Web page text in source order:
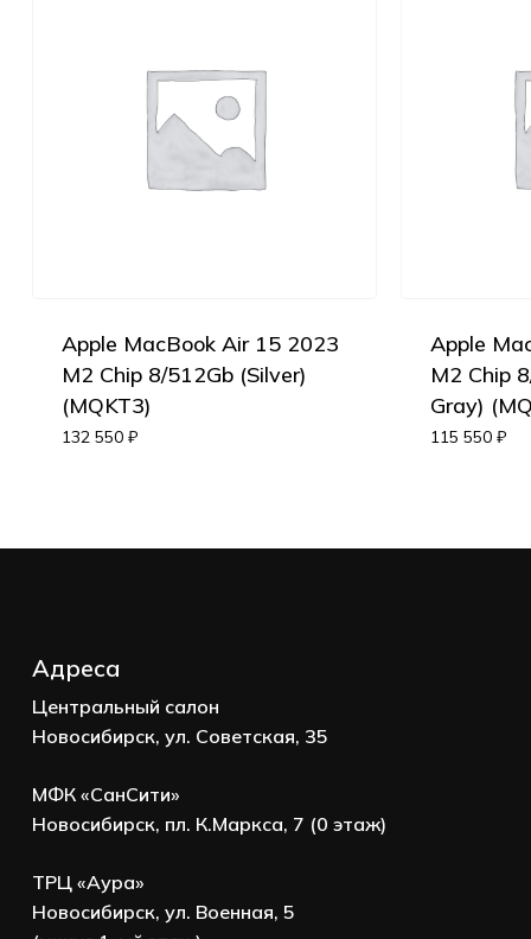
Apple MacBook Air 15 2023
M2 Chip 8/512Gb (Silver)
(MQKT3)
132 550 ₽
Apple
M2 Chip
Gray)
115 550 ₽
Адреса
Центральный салон
Новосибирск, ул. Советская, 35
МФК «СанСити»
Новосибирск, пл. К.Маркса, 7 (0 этаж)
ТРЦ «Аура»
Новосибирск, ул. Военная, 5